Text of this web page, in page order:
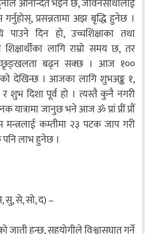
आनन्दित भइने छ, जीवनसाथीलाई
गर्नुहोस्, प्रसन्नतामा अझ बृद्धि हुनेछ ।
पाउने दिन हो, उच्चशिक्षाका तथा
लागि राम्रो समय छ, तर
उच्छृङ्खलता बढ्न सक्छ । आज १००
देखिन्छ । आजका लागि शुभअङ्क १,
शुभ दिशा पूर्व हो । त्यस्तै कुनै नगरी
जानुछ भने आज ॐ प्रां प्रीं प्रौं
मन्त्रलाई कम्तीमा २३ पटक जाप गरी
पनि लाभ हुनेछ ।
सु, से, सो, द) –